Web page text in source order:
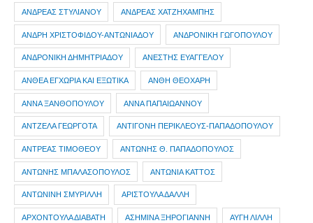
ΑΝΔΡΕΑΣ ΣΤΥΛΙΑΝΟΥ ΑΝΔΡΕΑΣ ΧΑΤΖΗΧΑΜΠΗΣ
ΑΝΔΡΗ ΧΡΙΣΤΟΦΙΔΟΥ-ΑΝΤΩΝΙΑΔΟΥ ΑΝΔΡΟΝΙΚΗ ΓΩΓΟΠΟΥΛΟΥ
ΑΝΔΡΟΝΙΚΗ ΔΗΜΗΤΡΙΑΔΟΥ ΑΝΕΣΤΗΣ ΕΥΑΓΓΕΛΟΥ
ΑΝΘΕΑ ΕΓΧΩΡΙΑ ΚΑΙ ΕΞΩΤΙΚΑ ΑΝΘΗ ΘΕΟΧΑΡΗ
ΑΝΝΑ ΞΑΝΘΟΠΟΥΛΟΥ ΑΝΝΑ ΠΑΠΑΙΩΑΝΝΟΥ
ΑΝΤΖΕΛΑ ΓΕΩΡΓΟΤΑ ΑΝΤΙΓΟΝΗ ΠΕΡΙΚΛΕΟΥΣ-ΠΑΠΑΔΟΠΟΥΛΟΥ
ΑΝΤΡΕΑΣ ΤΙΜΟΘΕΟΥ ΑΝΤΩΝΗΣ Θ. ΠΑΠΑΔΟΠΟΥΛΟΣ
ΑΝΤΩΝΗΣ ΜΠΑΛΑΣΟΠΟΥΛΟΣ ΑΝΤΩΝΙΑ ΚΑΤΤΟΣ
ΑΝΤΩΝΙΝΗ ΣΜΥΡΙΛΛΗ ΑΡΙΣΤΟΥΛΑ ΔΑΛΛΗ
ΑΡΧΟΝΤΟΥΛΑ ΔΙΑΒΑΤΗ ΑΣΗΜΙΝΑ ΞΗΡΟΓΙΑΝΝΗ ΑΥΓΗ ΛΙΛΛΗ